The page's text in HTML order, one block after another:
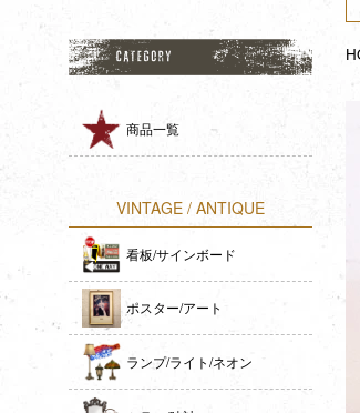
商品一覧
VINTAGE / ANTIQUE
看板/サインボード
ポスター/アート
ランプ/ライト/ネオン